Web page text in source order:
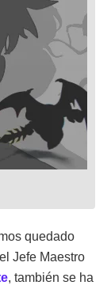
quedado
Jefe Maestro
, también se ha